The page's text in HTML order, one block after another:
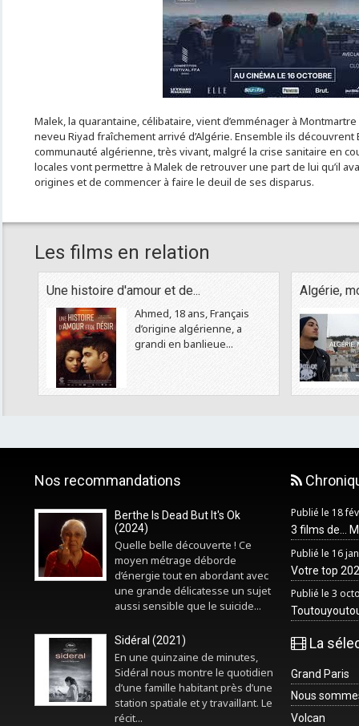
Malek, la quarantaine, célibataire, vient d’emménager à
neveu Riyad fraîchement arrivé d’Algérie. Ensemble ils découvrent
communauté algérienne, très vivant, malgré la crise sanitaire en
locales vont permettre à Malek de retrouver une part de lui qu’il
origines et de commencer à faire le deuil de ses disparus.
Les films en relation
Une histoire d'amour et de...
Ahmed, 18 ans, Français
d’origine algérienne, a
grandi en banlieue...
Algérie,
Nos recommandations
Berthe Is Dead But It's Ok
(2024)
Quelle belle découverte ! Ce
moyen métrage déborde
d’énergie tout en abordant avec
une grande délicatesse un sujet
aussi sensible que le suicide...
Sidéral (2021)
En une quinzaine de minutes,
Sidéral nous montre le quotidien
d’une famille habitant près d’une
station spatiale et y travaillant. Le
récit...
Publié le 18
3 films de...
Publié le 16
Votre top
Publié le 3
La
Grand Paris
Nous
Volcan